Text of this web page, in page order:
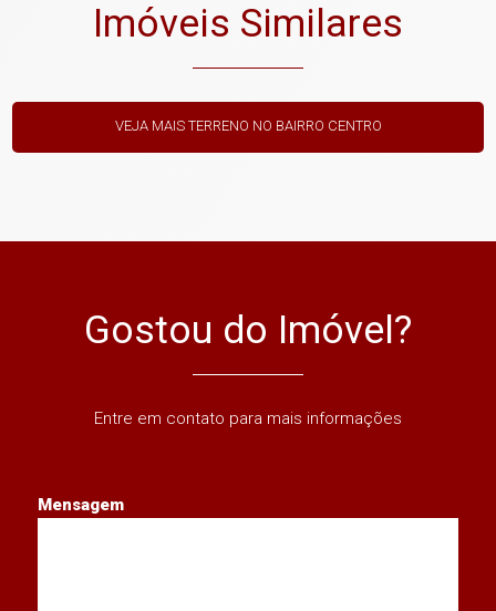
Imóveis Similares
VEJA MAIS TERRENO NO BAIRRO CENTRO
Gostou do Imóvel?
Entre em contato para mais informações
Mensagem